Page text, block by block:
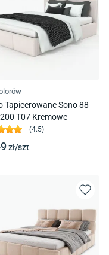
Tapicerowane Sono 88
T07 Kremowe
(4.5)
zł/szt